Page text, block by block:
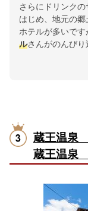
さらにドリンク
はじめ、地元の郷
ホテルが多いです
ルさんがのんび
蔵王温泉
蔵王温泉